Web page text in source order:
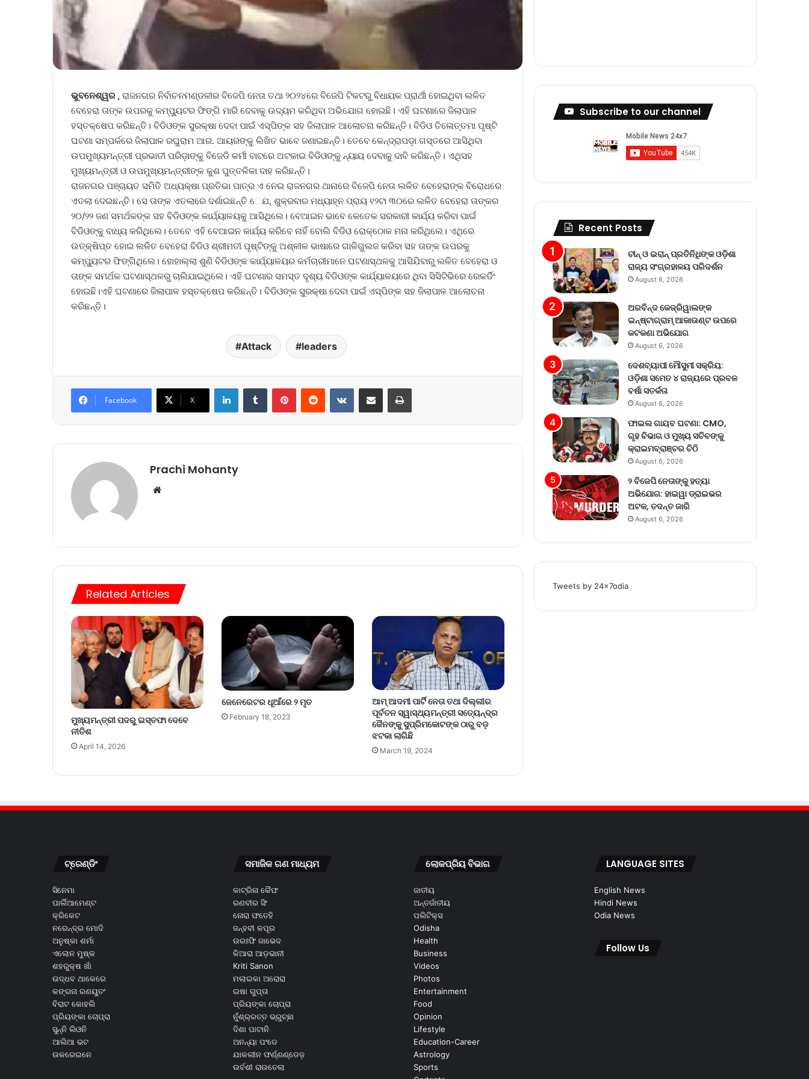
ଭୁବନେଶ୍ୱର , ରାଜନଗର ନିର୍ବାଚନମଣ୍ଡଳୀର ବିଜେପି ନେତା ତଥା ୨୦୨୪ରେ ବିଜେପି ଟିକଟରୁ ବିଧାୟକ ପ୍ରାର୍ଥୀ ହୋଇଥିବା ଲଳିତ
ବେହେରା ତାଙ୍କ ଉପରକୁ କମ୍ପ୍ୟୁଟର ଫିଙ୍ଗି ମାରି ଦେବାକୁ ଉଦ୍ୟମ କରିଥିବା ଅଭିଯୋଗ ହୋଇଛି। ଏହି ଘଟଣାରେ ଜିଲାପାଳ
ହସ୍ତକ୍ଷେପ କରିଛନ୍ତି। ବିଡିଓଙ୍କ ସୁରକ୍ଷା ଦେବା ପାଇଁ ଏସ୍‌‌ପିଙ୍କ ସହ ଜିଲାପାଳ ଆଲୋଚନା କରିଛନ୍ତି। ବିଡିଓ ତିଳୋତ୍ତମା ପୃଷ୍ଟି
ଘଟଣା ସମ୍ପର୍କରେ ଜିଲାପାଳ ରଘୁରାମ ଆର. ଆୟରଙ୍କୁ ଲିଖିତ ଭାବେ ଜଣାଇଛନ୍ତି। ତେବେ ​‌କେନ୍ଦ୍ରାପଡ଼ା ଗସ୍ତରେ ଆସିଥିବା
ଉପମୁଖ୍ୟମନ୍ତ୍ରୀ ପ୍ରଭାତୀ ପରିଡ଼ାଙ୍କୁ ବିଜେଡି କର୍ମୀ ବାଟରେ ଅଟକାଇ ବିଡିଓଙ୍କୁ ନ୍ୟାୟ ଦେବାକୁ ଦାବି କରିଛନ୍ତି। ଏଥିସହ
ମୁଖ୍ୟମନ୍ତ୍ରୀ ଓ ଉପମୁଖ୍ୟମନ୍ତ୍ରୀଙ୍କ କୁଶ ପୁତ୍ତଳିକା ଦାହ କରିଛନ୍ତି।
ରାଜନଗର ପଞ୍ଚାୟତ ସମିତି ଅଧ୍ୟକ୍ଷା ପ୍ରତିଭା ପାତ୍ର ଏ ନେଇ ରାଜନଗର ଥାନାରେ ବିଜେପି ନେତା ଲଳିତ ବେହେରାଙ୍କ ବିରୋଧରେ
ଏତଲା ଦେଇଛନ୍ତି। ସେ ତାଙ୍କ ଏତଲାରେ ଦର୍ଶାଇଛନ୍ତି ​‌େ​‌ଯ, ଶୁକ୍ରବାର ମଧ୍ୟାହ୍ନ ପ୍ରାୟ ୧୨ଟା ୩୦ରେ ଲଳିତ ବେହେରା ତାଙ୍କର
୨୦/୨୨ ଜଣ ସମର୍ଥକଙ୍କ ସହ ବିଡିଓଙ୍କ କାର୍ଯ୍ୟାଳୟକୁ ଆସିଥିଲେ। ବେଆଇନ ଭାବେ କେତେକ ସରକାରୀ କାର୍ଯ୍ୟ କରିବା ପାଇଁ
ବିଡିଓଙ୍କୁ ବାଧ୍ୟ କରିଥିଲେ। ତେବେ ଏହି ବେଆଇନ କାର୍ଯ୍ୟ କରିବେ ନାହିଁ ବୋଲି ବିଡିଓ ରୋକ୍‌ଠୋକ ମନା କରିଥିଲେ। ଏଥିରେ
ଉତ୍‌‌କ୍ଷିପ୍ତ ହୋଇ ଲଳିତ ବେହେରା ବିଡିଓ ଶ୍ରୀମତୀ ପୃଷ୍ଟିଙ୍କୁ ଅଶ୍ଳୀଳ ଭାଷାରେ ଗାଳିଗୁଲଜ କରିବା ସହ ତାଙ୍କ ଉପରକୁ
କମ୍ପ୍ୟୁଟର ଫିଙ୍ଗିଥିଲେ। ହୋହାଲ୍ଲା ଶୁଣି ବିଡିଓଙ୍କ କାର୍ଯ୍ୟାଳୟର କର୍ମଚାରୀମାନେ ଘଟଣାସ୍ଥଳକୁ ଆସିଯିବାରୁ ଲଳିତ ବେହେରା ଓ
ତାଙ୍କ ସମର୍ଥକ ଘଟଣାସ୍ଥଳରୁ ଚାଲିଯାଇଥିଲେ। ଏହି ଘଟଣାର ସମସ୍ତ ଦୃଶ୍ୟ ବିଡିଓଙ୍କ କାର୍ଯ୍ୟାଳୟରେ ଥିବା ସିସିଟିଭିରେ ରେକର୍ଡିଂ
ହୋଇଛି।ଏହି ଘଟଣାରେ ଜିଲାପାଳ ହସ୍ତକ୍ଷେପ କରିଛନ୍ତି। ବିଡିଓଙ୍କ ସୁରକ୍ଷା ଦେବା ପାଇଁ ଏସ୍‌‌ପିଙ୍କ ସହ ଜିଲାପାଳ ଆଲୋଚନା
କରିଛନ୍ତି।
Attack leaders
Facebook X
Prachi Mohanty
Related Articles
ମୁଖ୍ୟମନ୍ତ୍ରୀ ପଦରୁ ଇସ୍ତଫା ଦେବେ
ନୀତିଶ
April 14, 2026
ଜେନେରେଟର ଧୂଆଁରେ ୨ ମୃତ
February 18, 2023
ଆମ୍ ଆଦମୀ ପାର୍ଟି ନେତା ତଥା ଦିଲ୍ଲୀର
ପୂର୍ବତନ ସ୍ୱାସ୍ଥ୍ୟମନ୍ତ୍ରୀ ସତ୍ୟେନ୍ଦ୍ର
ଜୈନଙ୍କୁ ସୁପ୍ରିମକୋଟଙ୍କ ଠାରୁ ବଡ଼
ଝଟକା ଲାଗିଛି
March 19, 2024
Subscribe to our channel
Recent Posts
ଚୀନ୍ ଓ ଇରାନ୍ ପ୍ରତିନିଧିଙ୍କ ଓଡ଼ିଶା
ରାଜ୍ୟ ସଂଗ୍ରହାଳୟ ପରିଦର୍ଶନ
August 6, 2026
ଅରବିନ୍ଦ କେଜ୍ରିୱାଲଙ୍କ
ଇନ୍‌ଷ୍ଟାଗ୍ରାମ୍ ଆକାଉଣ୍ଟ ଉପରେ
କଟକଣା ଅଭିଯୋଗ
August 6, 2026
ଦେଶବ୍ୟାପୀ ମୌସୁମୀ ସକ୍ରିୟ:
ଓଡ଼ିଶା ସମେତ ୪ ରାଜ୍ୟରେ ପ୍ରବଳ
ବର୍ଷା ସତର୍କତା
August 6, 2026
ଫାଇଲ ଗାୟବ ଘଟଣା: CMO,
ଗୃହ ବିଭାଗ ଓ ମୁଖ୍ୟ ସଚିବଙ୍କୁ
କ୍ରାଇମବ୍ରାଞ୍ଚର ଚିଠି
August 6, 2026
୨ ବିଜେପି ନେତାଙ୍କୁ ହତ୍ୟା
ଅଭିଯୋଗ: ହାଇୱା ଡ୍ରାଇଭର
ଅଟକ, ତଦନ୍ତ ଜାରି
August 6, 2026
Tweets by 24x7odia
ଟ୍ରେଣ୍ଡିଂ
ସିନେମା
ପାର୍ଲିଆମେଣ୍ଟ
କ୍ରିକେଟ
ନରେନ୍ଦ୍ର ମୋଦି
ଅନୁଷ୍କା ଶର୍ମା
ଏଲୋନ ମୁଷ୍କ
ଶହରୁକ୍ଷ ଖାଁ
ଉଦ୍ଧବ ଥାକେରେ
କଙ୍ଗନା ରଣୟୁତଂ
ବିରାଟ କୋହଲି
ପ୍ରିୟଙ୍କା ଚୋପ୍ରା
ସୁନ୍ନି ଲିଓନି
ଆଲିଆ ଭଟ
ଉକରେଇନେ
ସମାଜିକ ଗଣ ମାଧ୍ୟମ
କାଟ୍ରିନା କୈଫ
ରଣବୀର ସିଂ
ନୋରା ଫତେହି
ଜନ୍ହବୀ କପୂର
ଉରଃଫି ଜାଭେଦ
କିଆରା ଆଡ଼ଭାନୀ
Kriti Sanon
ମଲାଇକା ଅରୋରା
ଇଷା ଗୁପ୍ତା
ପ୍ରିୟଙ୍କା ଚୋପ୍ରା
ନୁଁଶ୍ର୍ରତ୍ତ ଭ୍ରୁଚ୍ଛା
ଦିଶା ପାଟାନି
ଅନନ୍ୟା ପଂଡେ
ଯାକଲୀନ ଫର୍ଣ୍ଣଣ୍ଡେଜ଼
ଉର୍ବଶୀ ରାଉତେଲା
ଲୋକପ୍ରିୟ ବିଭାଗ
ଜାତୀୟ
ଅନ୍ତର୍ଜାତୀୟ
ପଲିଟିକ୍ସ
Odisha
Health
Business
Videos
Photos
Entertainment
Food
Opinion
Lifestyle
Education-Career
Astrology
Sports
LANGUAGE SITES
English News
Hindi News
Odia News
Follow Us